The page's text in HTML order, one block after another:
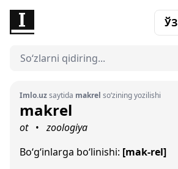
ЎЗ
Imlo.uzsaytida makrel so‘zining yozilishi
makrel
ot •
zoologiya
Bo‘g‘inlarga bo‘linishi: [mak-rel]